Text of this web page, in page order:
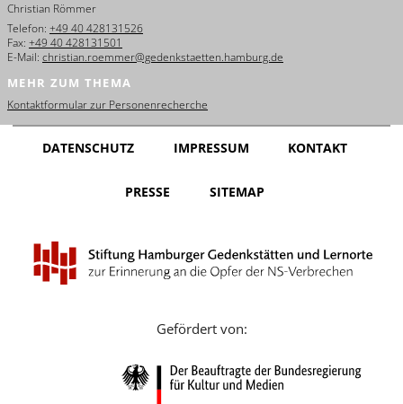
Français
Dansk
Español
Nederlands
Português
Русский
Christian Römmer
Telefon: +49 40 428131526
Fax: +49 40 428131501
E-Mail: christian.roemmer@gedenkstaetten.hamburg.de
MEHR ZUM THEMA
Kontaktformular zur Personenrecherche
DATENSCHUTZ IMPRESSUM KONTAKT
PRESSE SITEMAP
Gefördert von: